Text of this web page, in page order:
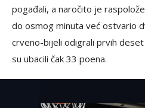
pogađali, a naročito je
do osmog minuta već ostvario
crveno-bijeli odigrali prvih
su ubacili čak 33 poena.